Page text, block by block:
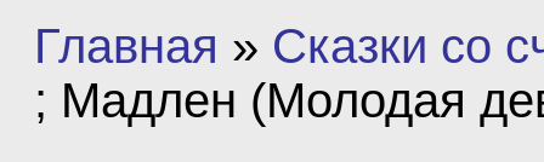
Главная » Сказки со
; Мадлен (Молодая